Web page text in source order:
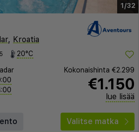
1/32
, Kroatia
20°C
Kokonaishinta €2.299
€1.150
lue lisää
Valitse matka